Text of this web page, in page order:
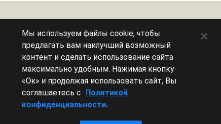
Сейчас на странице
Эту страницу никто не просматривает.
Мы используем файлы cookie, чтобы
предлагать вам наилучший возможный
контент и сделать использование сайта
максимально удобным. Нажимая кнопку
«Ок» и продолжая использовать сайт, Вы
соглашаетесь с Политикой
конфиденциальности.
×